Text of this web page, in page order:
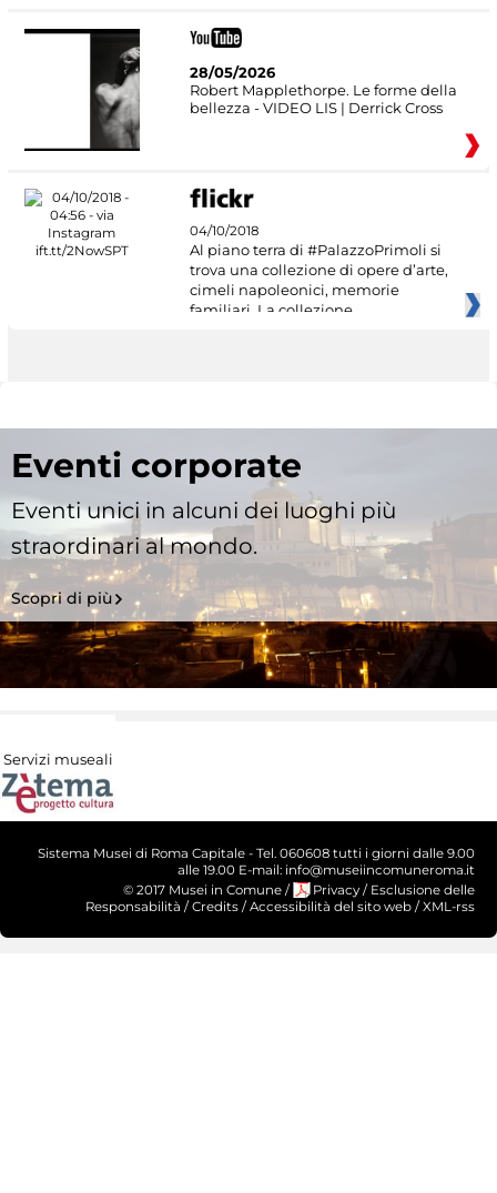
28/05/2026
Robert Mapplethorpe. Le forme della
bellezza - VIDEO LIS | Derrick Cross
04/10/2018
Al piano terra di #PalazzoPrimoli si
trova una collezione di opere d’arte,
cimeli napoleonici, memorie
familiari. La collezione
Eventi corporate
Eventi unici in alcuni dei luoghi più
straordinari al mondo.
Scopri di più
Servizi museali
Sistema Musei di Roma Capitale - Tel. 060608 tutti i giorni dalle 9.00
alle 19.00 E-mail: info@museiincomuneroma.it
© 2017 Musei in Comune / Privacy / Esclusione delle
Responsabilità /Credits /Accessibilità del sito web /XML-rss